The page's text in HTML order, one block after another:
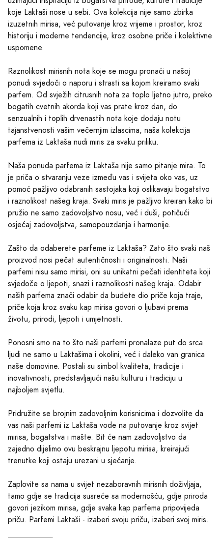
koje Laktaši nose u sebi. Ova kolekcija nije samo zbirka
izuzetnih mirisa, već putovanje kroz vrijeme i prostor, kroz
historiju i moderne tendencije, kroz osobne priče i kolektivne
uspomene.
Raznolikost mirisnih nota koje se mogu pronaći u našoj
ponudi svjedoči o naporu i strasti sa kojom kreiramo svaki
parfem. Od svježih citrusnih nota za toplo ljetno jutro, preko
bogatih cvetnih akorda koji vas prate kroz dan, do
senzualnih i toplih drvenastih nota koje dodaju notu
tajanstvenosti vašim večernjim izlascima, naša kolekcija
parfema iz Laktaša nudi miris za svaku priliku.
Naša ponuda parfema iz Laktaša nije samo pitanje mira. To
je priča o stvaranju veze između vas i svijeta oko vas, uz
pomoć pažljivo odabranih sastojaka koji oslikavaju bogatstvo
i raznolikost našeg kraja. Svaki miris je pažljivo kreiran kako bi
pružio ne samo zadovoljstvo nosu, već i duši, potičući
osjećaj zadovoljstva, samopouzdanja i harmonije.
Zašto da odaberete parfeme iz Laktaša? Zato što svaki naš
proizvod nosi pečat autentičnosti i originalnosti. Naši
parfemi nisu samo mirisi, oni su unikatni pečati identiteta koji
svjedoče o ljepoti, snazi i raznolikosti našeg kraja. Odabir
naših parfema znači odabir da budete dio priče koja traje,
priče koja kroz svaku kap mirisa govori o ljubavi prema
životu, prirodi, ljepoti i umjetnosti.
Ponosni smo na to što naši parfemi pronalaze put do srca
ljudi ne samo u Laktašima i okolini, već i daleko van granica
naše domovine. Postali su simbol kvaliteta, tradicije i
inovativnosti, predstavljajući našu kulturu i tradiciju u
najboljem svjetlu.
Pridružite se brojnim zadovoljnim korisnicima i dozvolite da
vas naši parfemi iz Laktaša vode na putovanje kroz svijet
mirisa, bogatstva i mašte. Bit će nam zadovoljstvo da
zajedno dijelimo ovu beskrajnu ljepotu mirisa, kreirajući
trenutke koji ostaju urezani u sjećanje.
Zaplovite sa nama u svijet nezaboravnih mirisnih doživljaja,
tamo gdje se tradicija susreće sa modernošću, gdje priroda
govori jezikom mirisa, gdje svaka kap parfema pripovijeda
priču. Parfemi Laktaši - izaberi svoju priču, izaberi svoj miris.